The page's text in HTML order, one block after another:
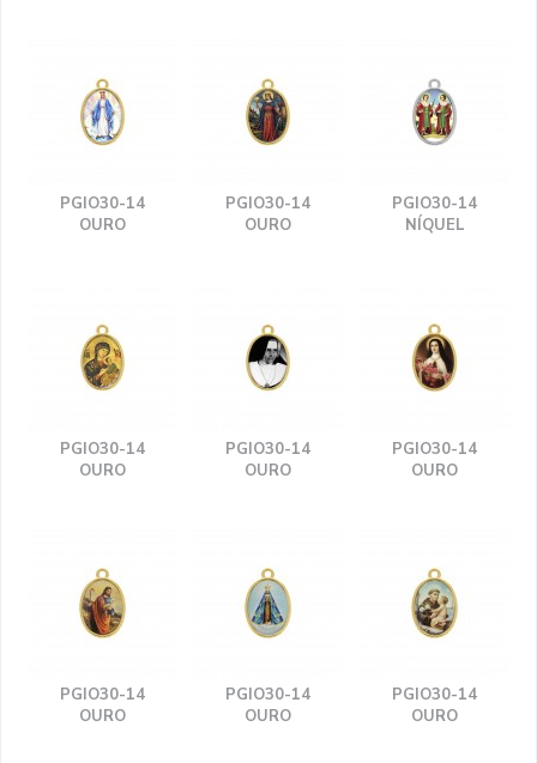
PGIO30-14
OURO
PGIO30-14
OURO
PGIO30-14
NÍQUEL
PGIO30-14
OURO
PGIO30-14
OURO
PGIO30-14
OURO
PGIO30-14
OURO
PGIO30-14
OURO
PGIO30-14
OURO